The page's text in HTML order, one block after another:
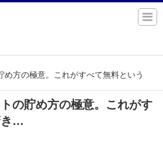
め方の極意。これがすべて無料という
の貯め方の極意。これがす
き…